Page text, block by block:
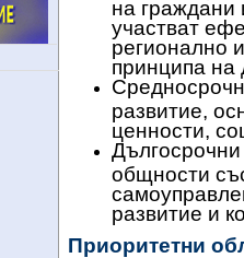
на граждани
участват
регионално
принципа на
развитие,
ценности,
общности
развитие и
Приоритетни